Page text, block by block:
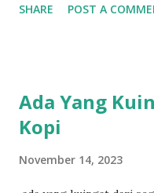
penyair? apakah sia sia
SHARE POST A
Ada Yang
Kopi
November 14, 2023